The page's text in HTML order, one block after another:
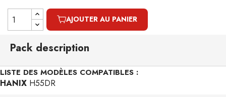
AJOUTER AU PANIER
Pack description
LISTE DES MODÈLES COMPATIBLES :
HANIX H55DR